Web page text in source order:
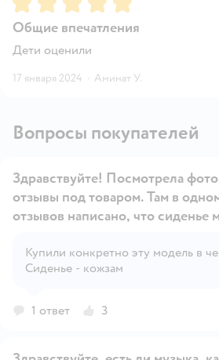
Общие впечатления
Дети оценили
17 января 2024 · Аминат У.
Вопросы покупателей
Здравствуйте! Посмотрела
отзывы под товаром. Там в
отзывов написано, что сиденье
машинку красного цвета, а там в
пишут, что сидение
пластиковое. В характеристиках и описании товара
Купили конкретно эту модель в
Сиденье - кожзам
1 ответ 3